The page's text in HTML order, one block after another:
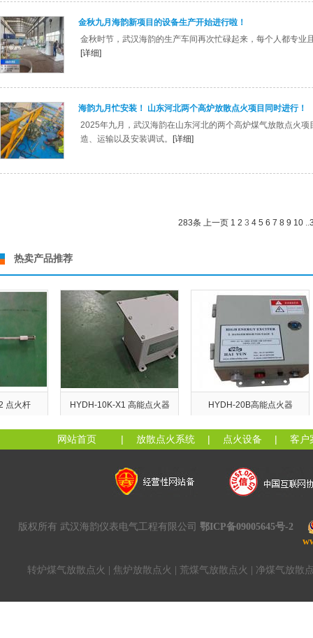
金秋九月海韵新项目的设备生产开始进行啦！
金秋时节，武汉海韵的生产车间再次忙碌起来，每个人都专
[详细]
海韵九月忙安装！ 山东河北两个高炉放散点火项目同时进行！
2025年九月，武汉海韵在山东河北的两个高炉煤气放散点火
造、运输以及安装调试。
[详细]
283条 上一页 1 2 3 4 5 6 7 8 9 10..
热卖产品推荐
火杆 HYDH-10K-X1 高能点火器 HYDH-20B高能点火器
网站首页 | 放散点火系统 | 点火设备 | 客户
版权所有 武汉海韵仪表电气工程有限公司 鄂ICP备09005645号-2
转炉煤气放散点火 焦炉放散点火 荒煤气放散点火 净煤气放散